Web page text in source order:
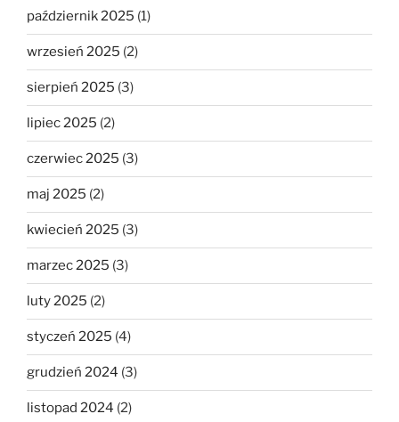
październik 2025 (1)
wrzesień 2025 (2)
sierpień 2025 (3)
lipiec 2025 (2)
czerwiec 2025 (3)
maj 2025 (2)
kwiecień 2025 (3)
marzec 2025 (3)
luty 2025 (2)
styczeń 2025 (4)
grudzień 2024 (3)
listopad 2024 (2)